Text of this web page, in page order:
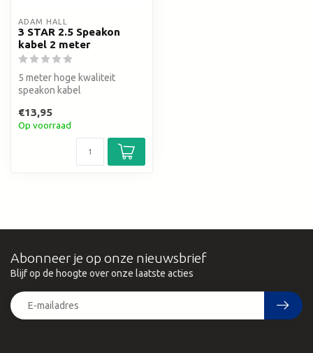
ADAM HALL
3 STAR 2.5 Speakon
kabel 2 meter
5 meter hoge kwaliteit
speakon kabel
€13,95
Op voorraad
Abonneer je op onze nieuwsbrief
Blijf op de hoogte over onze laatste acties